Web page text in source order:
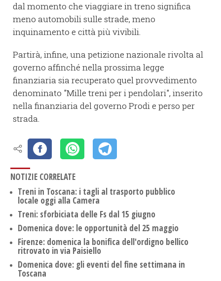
dal momento che viaggiare in treno significa
meno automobili sulle strade, meno
inquinamento e città più vivibili.
Partirà, infine, una petizione nazionale rivolta al
governo affinché nella prossima legge
finanziaria sia recuperato quel provvedimento
denominato "Mille treni per i pendolari", inserito
nella finanziaria del governo Prodi e perso per
strada.
NOTIZIE CORRELATE
Treni in Toscana: i tagli al trasporto pubblico
locale oggi alla Camera
Treni: sforbiciata delle Fs dal 15 giugno
Domenica dove: le opportunità del 25 maggio
Firenze: domenica la bonifica dell'ordigno bellico
ritrovato in via Paisiello
Domenica dove: gli eventi del fine settimana in
Toscana